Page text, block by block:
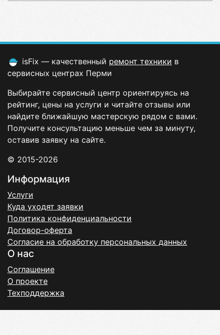
isFix — качественный ремонт техники в
сервисных центрах Перми
Выбирайте сервисный центр ориентируясь на
рейтинг, цены на услуги и читайте отзывы или
найдите ближайшую мастерскую рядом с вами.
Получите консультацию меньше чем за минуту,
оставив заявку на сайте.
© 2015-2026
Информация
Услуги
Куда уходят заявки
Политика конфиденциальности
Договор-оферта
Согласие на обработку персональных данных
О нас
Соглашение
О проекте
Техподдержка